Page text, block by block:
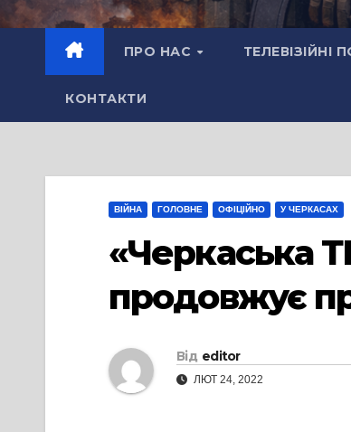
ПРО НАС ТЕЛЕВІЗІЙНІ
КОНТАКТИ
ВІЙНА ГОЛОВНЕ ОФІЦІЙНО У ЧЕРКАСАХ
«Черкаська
продовжує
Від editor
ЛЮТ 24, 2022